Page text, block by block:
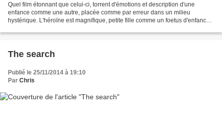
Quel film étonnant que celui-ci, torrent d'émotions et description d'une
enfance comme une autre, placée comme par erreur dans un milieu
hystérique. L'héroïne est magnifique, petite fille comme un foetus d'enfance
The search
Publié le 25/11/2014 à 19:10
Par Chris